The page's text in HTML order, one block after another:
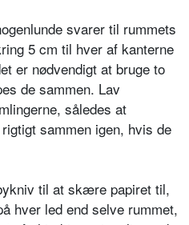
svarer til rummets
5 cm til hver af kanterne
er nødvendigt at bruge to
de sammen. Lav
således at
sammen igen, hvis de
til at skære papiret til,
hver led end selve rummet,